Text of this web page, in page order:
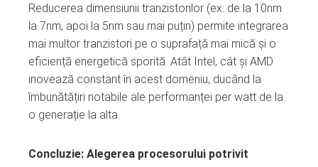
Reducerea dimensiunii tranzistorilor (ex: de la 10nm
la 7nm, apoi la 5nm sau mai puțin) permite integrarea
mai multor tranzistori pe o suprafață mai mică și o
eficiență energetică sporită. Atât Intel, cât și AMD
inovează constant în acest domeniu, ducând la
îmbunătățiri notabile ale performanței per watt de la
o generație la alta.
Concluzie: Alegerea procesorului potrivit